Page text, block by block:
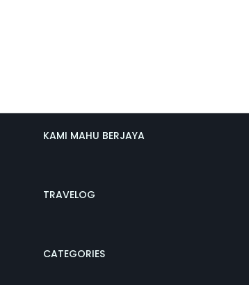
KAMI MAHU BERJAYA
TRAVELOG
CATEGORIES